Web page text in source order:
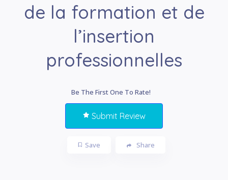
de la formation et de
l’insertion
professionnelles
Be The First One To Rate!
Submit Review
Save Share